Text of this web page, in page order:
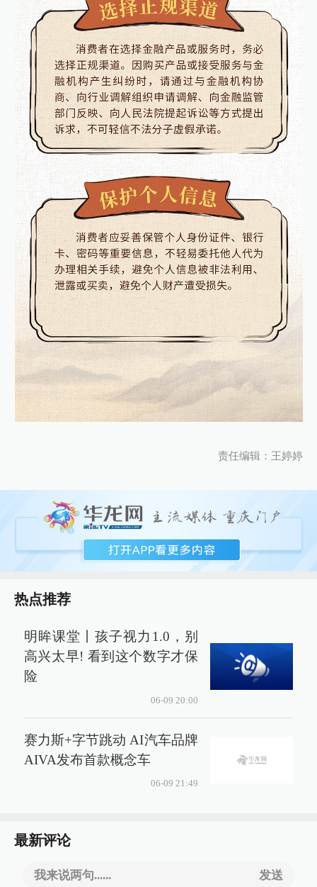
责任编辑：王婷婷
热点推荐
明眸课堂丨孩子视力1.0，别
高兴太早! 看到这个数字才保
险
06-09 20:00
赛力斯+字节跳动 AI汽车品牌
AIVA发布首款概念车
06-09 21:49
最新评论
我来说两句...... 发送